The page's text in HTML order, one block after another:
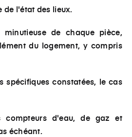
de l'état des lieux.
minutieuse de chaque pièce,
du logement, y compris
spécifiques constatées, le cas
compteurs d'eau, de gaz et
échéant.